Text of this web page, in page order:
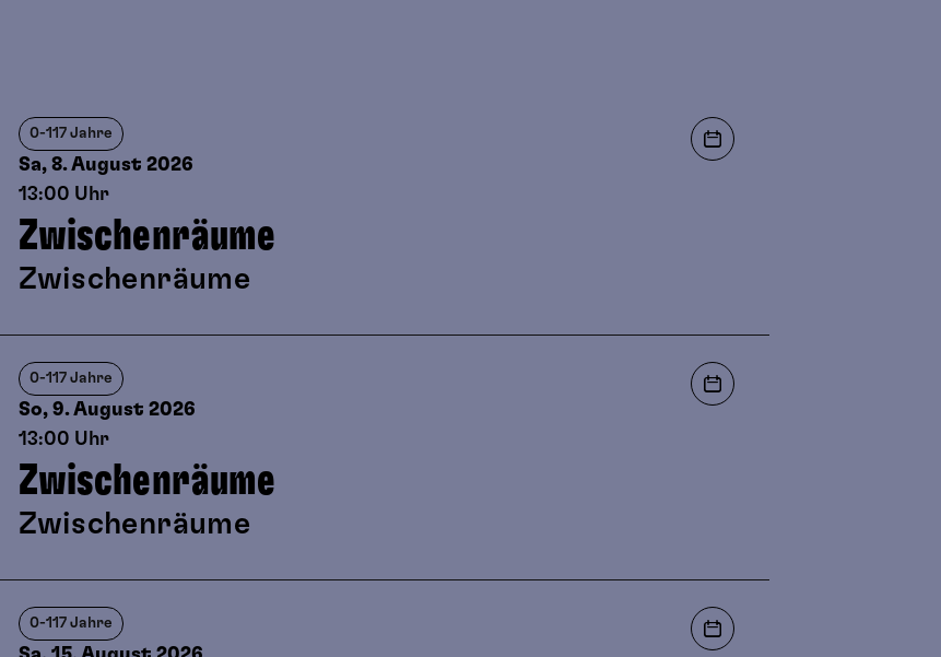
0-117 Jahre
Sa, 8. August2026
13:00 Uhr
Zwischenräume
Zwischenräume
0-117 Jahre
So, 9. August2026
13:00 Uhr
Zwischenräume
Zwischenräume
0-117 Jahre